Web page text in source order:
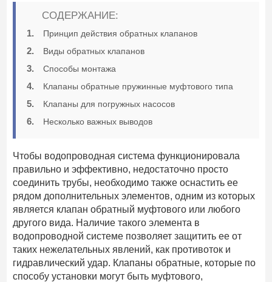
СОДЕРЖАНИЕ:
Принцип действия обратных клапанов
Виды обратных клапанов
Способы монтажа
Клапаны обратные пружинные муфтового типа
Клапаны для погружных насосов
Несколько важных выводов
Чтобы водопроводная система функционировала
правильно и эффективно, недостаточно просто
соединить трубы, необходимо также оснастить ее
рядом дополнительных элементов, одним из которых
является клапан обратный муфтового или любого
другого вида. Наличие такого элемента в
водопроводной системе позволяет защитить ее от
таких нежелательных явлений, как противоток и
гидравлический удар. Клапаны обратные, которые по
способу установки могут быть муфтового,